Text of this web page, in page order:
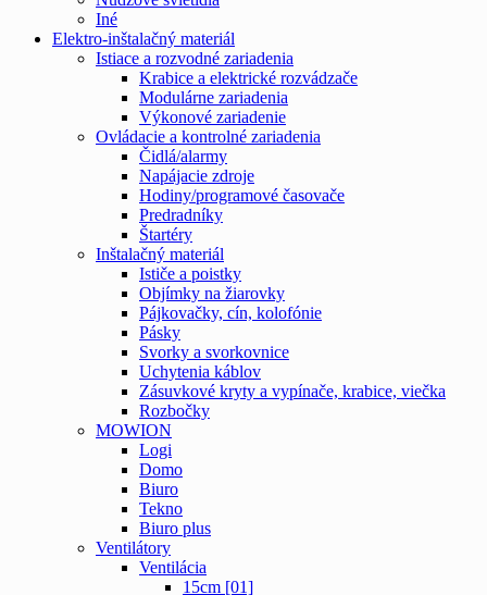
Iné
Elektro-inštalačný materiál
Istiace a rozvodné zariadenia
Krabice a elektrické rozvádzače
Modulárne zariadenia
Výkonové zariadenie
Ovládacie a kontrolné zariadenia
Čidlá/alarmy
Napájacie zdroje
Hodiny/programové časovače
Predradníky
Štartéry
Inštalačný materiál
Ističe a poistky
Objímky na žiarovky
Pájkovačky, cín, kolofónie
Pásky
Svorky a svorkovnice
Uchytenia káblov
Zásuvkové kryty a vypínače, krabice, viečka
Rozbočky
MOWION
Logi
Domo
Biuro
Tekno
Biuro plus
Ventilátory
Ventilácia
15cm [01]